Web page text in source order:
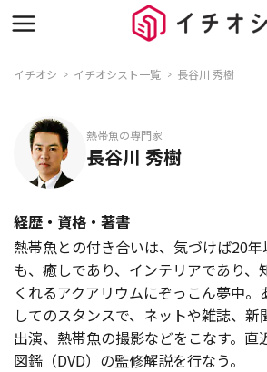
イチオシ イチオシスト一覧 長谷川 秀樹
熱帯魚の専門家
長谷川 秀樹
経歴・資格・著書
熱帯魚との付き合いは、気づけば20
も、癒しであり、インテリアであり、
くれるアクアリウムにぞっこん夢中。
してのスタンスで、ネットや雑誌、
出演、熱帯魚の撮影などをこなす。直
図鑑（DVD）の監修解説を行なう。